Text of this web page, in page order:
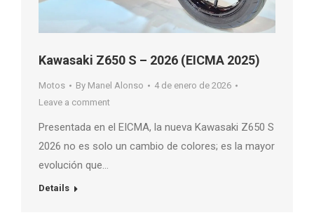
Kawasaki Z650 S – 2026 (EICMA 2025)
Motos By Manel Alonso
4 de enero de 2026
Leave a comment
Presentada en el EICMA, la nueva Kawasaki Z650 S
2026 no es solo un cambio de colores; es la mayor
evolución que…
Details